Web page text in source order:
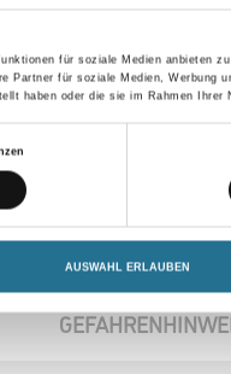
für soziale Medien anbieten
Partner für soziale Medien, Werbung
haben oder die sie im Rahmen Ihrer
AUSWAHL ERLAUBEN